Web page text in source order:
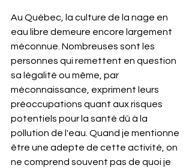
Au Québec, la culture de la nage en
eau libre demeure encore largement
méconnue. Nombreuses sont les
personnes qui remettent en question
sa légalité ou même, par
méconnaissance, expriment leurs
préoccupations quant aux risques
potentiels pour la santé dû à la
pollution de l'eau. Quand je mentionne
être une adepte de cette activité, on
ne comprend souvent pas de quoi je